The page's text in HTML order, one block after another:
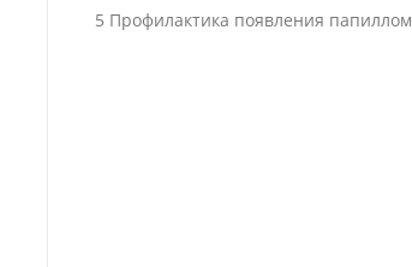
5 Профилактика появления папиллом